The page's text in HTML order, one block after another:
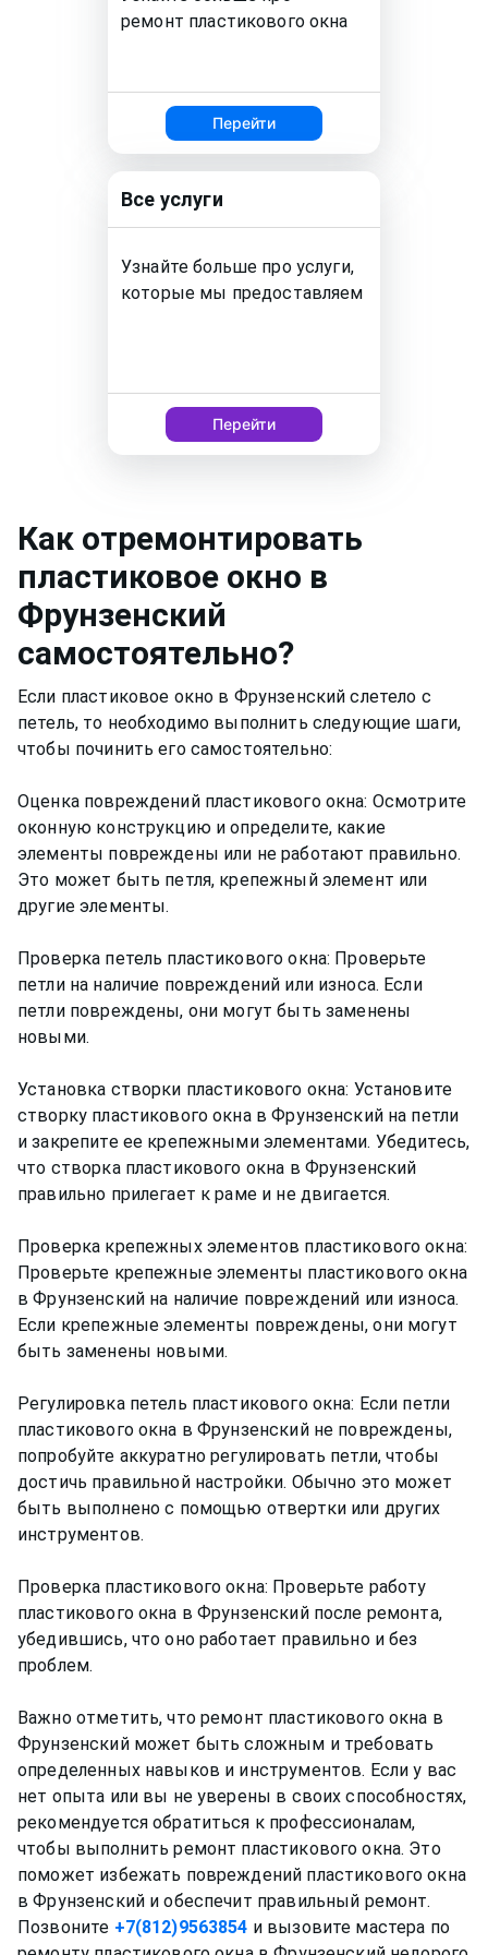
ремонт пластикового окна
Перейти
Все услуги
Узнайте больше про услуги,
которые мы предоставляем
Перейти
Как отремонтировать
пластиковое окно в
Фрунзенский
самостоятельно?
Если пластиковое окно в Фрунзенский слетело с
петель, то необходимо выполнить следующие шаги,
чтобы починить его самостоятельно:
Оценка повреждений пластикового окна: Осмотрите
оконную конструкцию и определите, какие
элементы повреждены или не работают правильно.
Это может быть петля, крепежный элемент или
другие элементы.
Проверка петель пластикового окна: Проверьте
петли на наличие повреждений или износа. Если
петли повреждены, они могут быть заменены
новыми.
Установка створки пластикового окна: Установите
створку пластикового окна в Фрунзенский на петли
и закрепите ее крепежными элементами. Убедитесь,
что створка пластикового окна в Фрунзенский
правильно прилегает к раме и не двигается.
Проверка крепежных элементов пластикового окна:
Проверьте крепежные элементы пластикового окна
в Фрунзенский на наличие повреждений или износа.
Если крепежные элементы повреждены, они могут
быть заменены новыми.
Регулировка петель пластикового окна: Если петли
пластикового окна в Фрунзенский не повреждены,
попробуйте аккуратно регулировать петли, чтобы
достичь правильной настройки. Обычно это может
быть выполнено с помощью отвертки или других
инструментов.
Проверка пластикового окна: Проверьте работу
пластикового окна в Фрунзенский после ремонта,
убедившись, что оно работает правильно и без
проблем.
Важно отметить, что ремонт пластикового окна в
Фрунзенский может быть сложным и требовать
определенных навыков и инструментов. Если у вас
нет опыта или вы не уверены в своих способностях,
рекомендуется обратиться к профессионалам,
чтобы выполнить ремонт пластикового окна. Это
поможет избежать повреждений пластикового окна
в Фрунзенский и обеспечит правильный ремонт.
Позвоните +7(812)9563854 и вызовите мастера по